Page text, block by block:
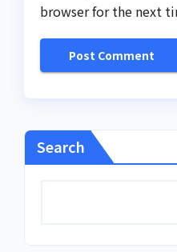
browser for the next
Search